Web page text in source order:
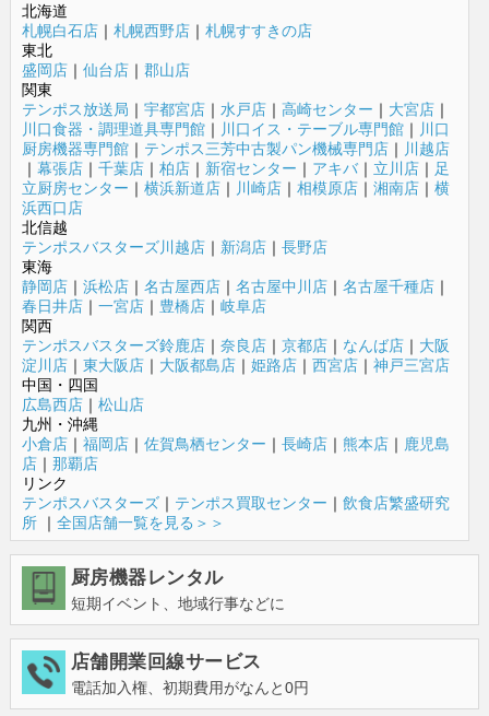
北海道
札幌白石店｜ 札幌西野店｜ 札幌すすきの店
東北
盛岡店｜ 仙台店｜ 郡山店
関東
テンポス放送局 ｜ 宇都宮店｜ 水戸店｜ 高崎センター ｜ 大宮店｜
川口食器・調理道具専門館｜ 川口イス・テーブル専門館｜ 川口
厨房機器専門館｜ テンポス三芳中古製パン機械専門店｜ 川越店
｜ 幕張店｜ 千葉店｜ 柏店｜ 新宿センター ｜ アキバ｜ 立川店｜ 足
立厨房センター ｜ 横浜新道店｜ 川崎店｜ 相模原店｜ 湘南店｜ 横
浜西口店
北信越
テンポスバスターズ川越店｜ 新潟店｜ 長野店
東海
静岡店｜ 浜松店｜ 名古屋西店｜ 名古屋中川店｜ 名古屋千種店｜
春日井店｜ 一宮店｜ 豊橋店｜ 岐阜店
関西
テンポスバスターズ鈴鹿店｜ 奈良店｜ 京都店｜ なんば店｜ 大阪
淀川店｜ 東大阪店｜ 大阪都島店｜ 姫路店｜ 西宮店｜ 神戸三宮店
中国・四国
広島西店｜ 松山店
九州・沖縄
小倉店｜ 福岡店｜ 佐賀鳥栖センター ｜ 長崎店｜ 熊本店｜ 鹿児島
店｜ 那覇店
リンク
テンポスバスターズ｜ テンポス買取センター ｜ 飲食店繁盛研究
所｜ 全国店舗一覧を見る＞＞
厨房機器レンタル
短期イベント、地域行事などに
店舗開業回線サービス
電話加入権、初期費用がなんと0円